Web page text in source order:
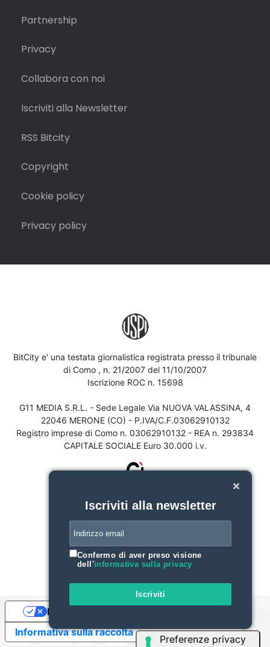
Partnership
Privacy
Collabora con noi
Iscriviti alla Newsletter
RSS Bitcity
Copyright
Cookie policy
Privacy policy
BitCity e' una testata giornalistica registrata presso il tribunale
di Como , n. 21/2007 del 11/10/2007
Iscrizione ROC n. 15698
G11 MEDIA S.R.L. - Sede Legale Via NUOVA VALASSINA, 4
22046 MERONE (CO) - P.IVA/C.F.03062910132
Registro imprese di Como n. 03062910132 - REA n. 293834
CAPITALE SOCIALE Euro 30.000 i.v.
Iscriviti alla newsletter
Confermo di aver preso visione
dell'informativa sulla privacy
Iscriviti
Informativa sulla raccolta
Le tue preferenze relative alla privacy